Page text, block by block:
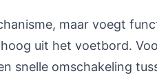
maar voegt
uit het voetbord.
snelle omschakeling